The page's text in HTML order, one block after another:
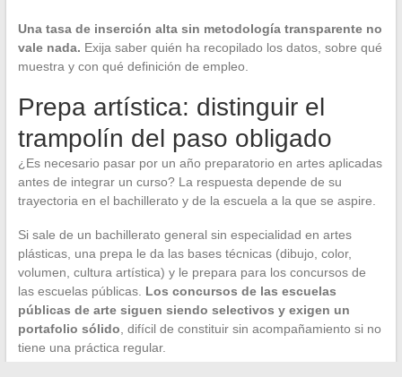
Una tasa de inserción alta sin metodología transparente no
vale nada. Exija saber quién ha recopilado los datos, sobre qué
muestra y con qué definición de empleo.
Prepa artística: distinguir el
trampolín del paso obligado
¿Es necesario pasar por un año preparatorio en artes aplicadas
antes de integrar un curso? La respuesta depende de su
trayectoria en el bachillerato y de la escuela a la que se aspire.
Si sale de un bachillerato general sin especialidad en artes
plásticas, una prepa le da las bases técnicas (dibujo, color,
volumen, cultura artística) y le prepara para los concursos de
las escuelas públicas. Los concursos de las escuelas
públicas de arte siguen siendo selectivos y exigen un
portafolio sólido , difícil de constituir sin acompañamiento si no
tiene una práctica regular.